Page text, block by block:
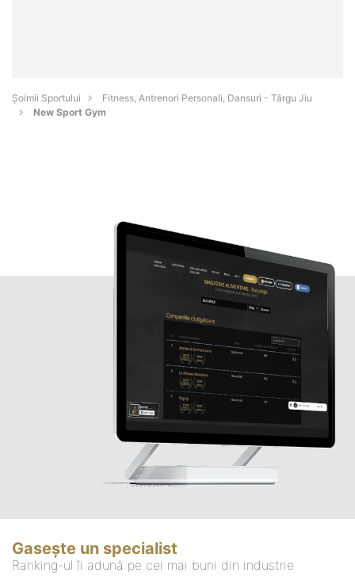
Șoimii Sportului
Fitness, Antrenori Personali, Dansuri - Târgu Jiu
New Sport Gym
Gasește un specialist
Ranking-ul îi adună pe cei mai buni din industrie